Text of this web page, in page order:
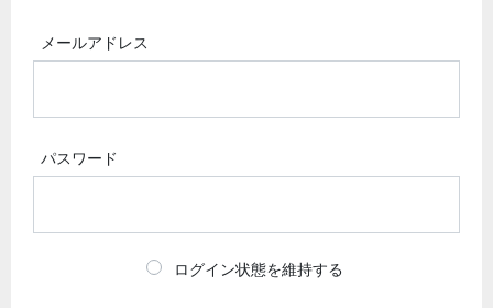
メールアドレス
パスワード
ログイン状態を維持する